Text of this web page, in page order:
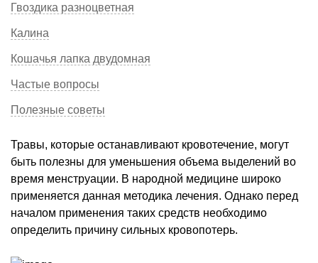
Гвоздика разноцветная
Калина
Кошачья лапка двудомная
Частые вопросы
Полезные советы
Травы, которые останавливают кровотечение, могут
быть полезны для уменьшения объема выделений во
время менструации. В народной медицине широко
применяется данная методика лечения. Однако перед
началом применения таких средств необходимо
определить причину сильных кровопотерь.